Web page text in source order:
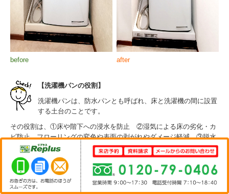
before after
【洗濯機パンの役割】
洗濯機パンは、防水パンとも呼ばれ、床と洗濯機の間に設置
する土台のことです。
その役割は、①床や階下への浸水を防止 ②湿気による床の劣化・カ
ビ防止、フローリングの変色や表面の剥がれやダメージ軽減 ③脱水
時の振動や稼働音を吸収、洗濯機と床とのクッション効果 がありま
す。
施工内容
相模原市中央区淵野辺 O様邸 浴室交換・そ